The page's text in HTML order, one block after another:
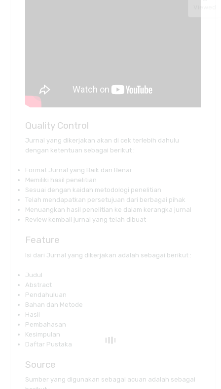
Quality Control
Jurnal yang dikerjakan akan di cek terlebih dahulu
dengan ketentuan sebagai berikut :
Format Jurnal yang Baik dan Benar
Memiliki hasil penelitian
Sesuai dengan kaidah metodologi penelitian
Telah mendapatkan persetujuan dari berbagai pihak
Menuangkan hasil penelitian ke dalam kerangka jurnal
Review kembali jurnal yang telah dibuat
Feature
Isi dari Jurnal yang dikerjakan adalah sebagai berikut :
Judul
Abstract
Pendahuluan
Bahan dan Metode
Hasil
Pembahasan
Kesimpulan
Daftar Pustaka
Source
Sumber yang digunakan sebagai acuan adalah sebagai